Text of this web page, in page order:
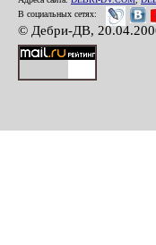
В социальных сетях:
© Дебри-ДВ,